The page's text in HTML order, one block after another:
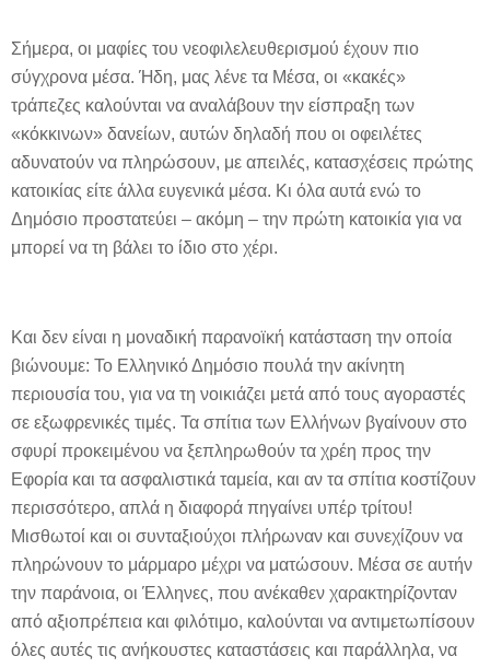
Σήμερα, οι μαφίες του νεοφιλελευθερισμού έχουν πιο
σύγχρονα μέσα. Ήδη, μας λένε τα Μέσα, οι «κακές»
τράπεζες καλούνται να αναλάβουν την είσπραξη των
«κόκκινων» δανείων, αυτών δηλαδή που οι οφειλέτες
αδυνατούν να πληρώσουν, με απειλές, κατασχέσεις πρώτης
κατοικίας είτε άλλα ευγενικά μέσα. Κι όλα αυτά ενώ το
Δημόσιο προστατεύει – ακόμη – την πρώτη κατοικία για να
μπορεί να τη βάλει το ίδιο στο χέρι.
Και δεν είναι η μοναδική παρανοϊκή κατάσταση την οποία
βιώνουμε: Το Ελληνικό Δημόσιο πουλά την ακίνητη
περιουσία του, για να τη νοικιάζει μετά από τους αγοραστές
σε εξωφρενικές τιμές. Τα σπίτια των Ελλήνων βγαίνουν στο
σφυρί προκειμένου να ξεπληρωθούν τα χρέη προς την
Εφορία και τα ασφαλιστικά ταμεία, και αν τα σπίτια κοστίζουν
περισσότερο, απλά η διαφορά πηγαίνει υπέρ τρίτου!
Μισθωτοί και οι συνταξιούχοι πλήρωναν και συνεχίζουν να
πληρώνουν το μάρμαρο μέχρι να ματώσουν. Μέσα σε αυτήν
την παράνοια, οι Έλληνες, που ανέκαθεν χαρακτηρίζονταν
από αξιοπρέπεια και φιλότιμο, καλούνται να αντιμετωπίσουν
όλες αυτές τις ανήκουστες καταστάσεις και παράλληλα, να